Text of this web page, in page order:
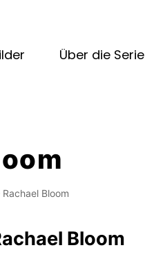
Über die Serie
Rachael Bloom
Bloom